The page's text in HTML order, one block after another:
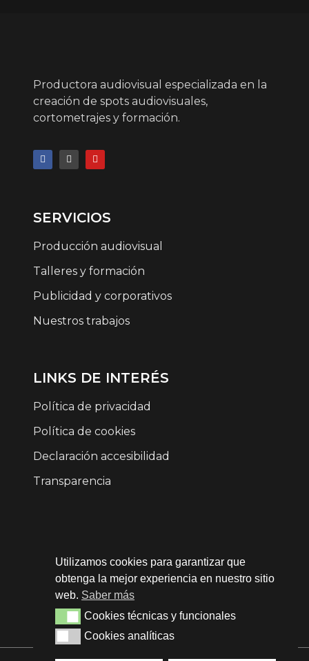
Productora audiovisual especializada en la
creación de spots audiovisuales,
cortometrajes y formación.
SERVICIOS
Producción audiovisual
Talleres y formación
Publicidad y corporativos
Nuestros trabajos
LINKS DE INTERÉS
Política de privacidad
Política de cookies
Declaración accesibilidad
Transparencia
676 034 167
info@frunfofilms.com
Santander, Cantabria.
Utilizamos cookies para garantizar que
obtenga la mejor experiencia en nuestro sitio
web. Saber más
Cookies técnicas y funcionales
Cookies técnicas y funcionales
Cookies analíticas
Cookies analíticas